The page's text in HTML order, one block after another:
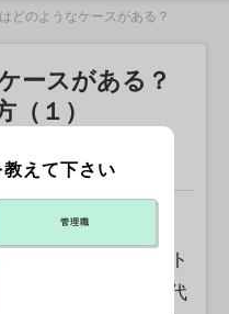
どのようなケースがある？
ースがある？
１）
X ポスト
CBnewsマネジメント
ディカルオフィス代
えて下さい
管理職